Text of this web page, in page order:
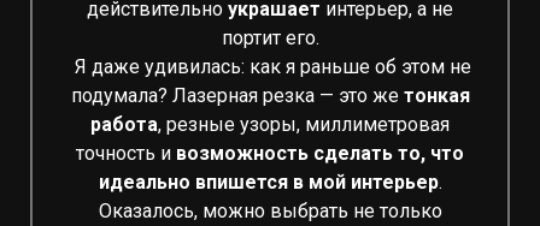
действительно украшает интерьер, а не
портит его.
Я даже удивилась: как я раньше об этом не
подумала? Лазерная резка — это же тонкая
работа, резные узоры, миллиметровая
точность и возможность сделать то, что
идеально впишется в мой интерьер.
Оказалось, можно выбрать не только